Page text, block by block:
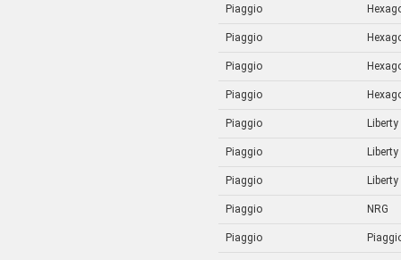
Piaggio
Piaggio
Piaggio
Piaggio
Piaggio Liberty
Piaggio Liberty
Piaggio Liberty
Piaggio NRG
Piaggio